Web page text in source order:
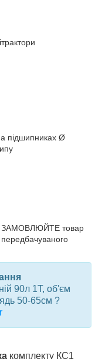
підшипниках Ø
ЗАМОВЛЮЙТЕ товар
90л 1Т, об'єм
50-65см ?
комплекту КС1